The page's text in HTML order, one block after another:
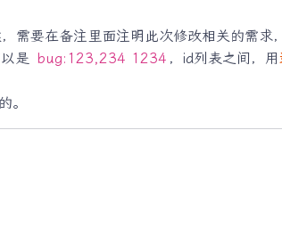
需要在备注里面注明此次修改相关的需求
是 bug:123,234 1234 ，id列表之间，用
。